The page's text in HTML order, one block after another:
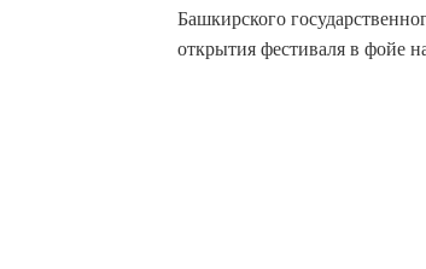
Башкирского
открытия фестиваля в фойе